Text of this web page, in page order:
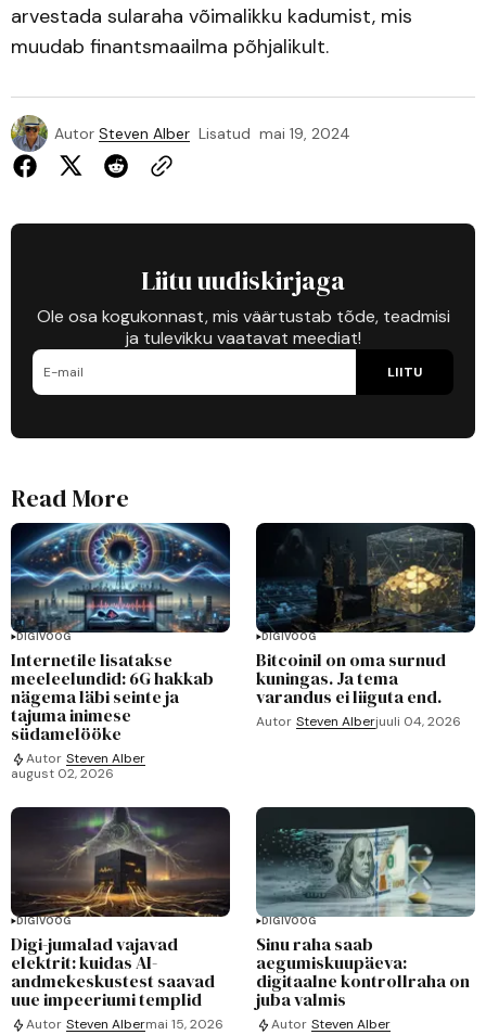
arvestada sularaha võimalikku kadumist, mis
muudab finantsmaailma põhjalikult.
Autor Steven Alber Lisatud mai 19, 2024
Liitu uudiskirjaga
Ole osa kogukonnast, mis väärtustab tõde, teadmisi
ja tulevikku vaatavat meediat!
LIITU
Read More
DIGIVOOG
Internetile lisatakse
meeleelundid: 6G hakkab
nägema läbi seinte ja
tajuma inimese
südamelööke
Autor Steven Alber
august 02, 2026
DIGIVOOG
Bitcoinil on oma surnud
kuningas. Ja tema
varandus ei liiguta end.
Autor Steven Alberjuuli 04, 2026
DIGIVOOG
Digi-jumalad vajavad
elektrit: kuidas AI-
andmekeskustest saavad
uue impeeriumi templid
Autor Steven Albermai 15, 2026
DIGIVOOG
Sinu raha saab
aegumiskuupäeva:
digitaalne kontrollraha on
juba valmis
Autor Steven Alber